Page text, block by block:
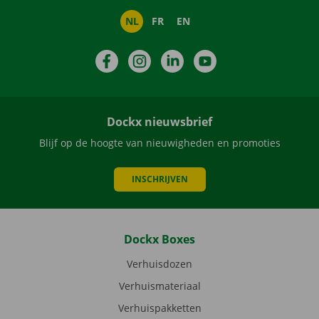
NL FR EN
FacebookInstagramLinkedIn
Dockx nieuwsbrief
Blijf op de hoogte van nieuwigheden en promoties
INSCHRIJVEN
Dockx Boxes
Verhuisdozen
Verhuismateriaal
Verhuispakketten